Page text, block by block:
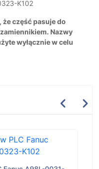
K102
część pasuje do
Nazwy
wyłącznie w celu